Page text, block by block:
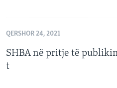
QERSHOR 24, 2021
SHBA në pritje të
t